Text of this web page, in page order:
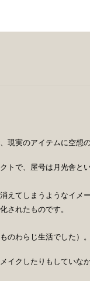
現実のアイテムに空想
で、屋号は月光舎と
えてしまうようなイメー
されたものです。
のわらじ生活でした）
クしたりもしていな